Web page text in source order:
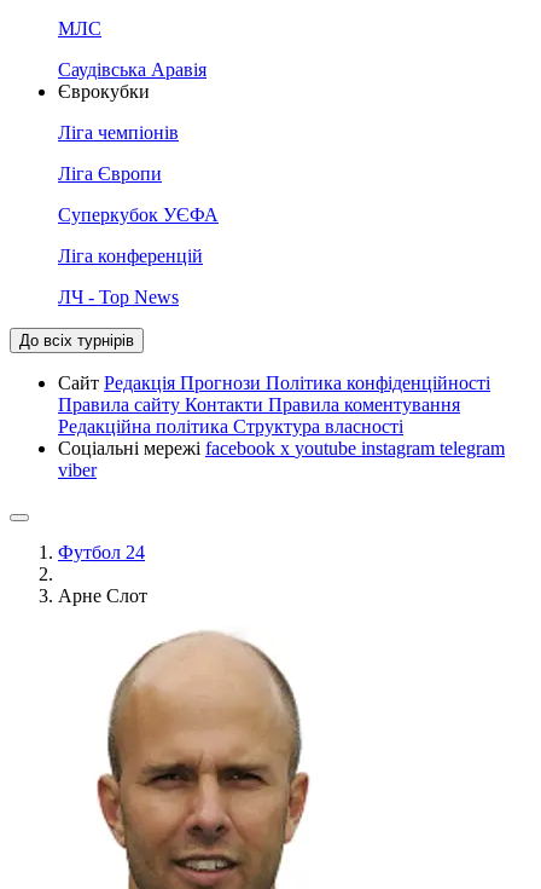
МЛС
Саудівська Аравія
Єврокубки
Ліга чемпіонів
Ліга Європи
Суперкубок УЄФА
Ліга конференцій
ЛЧ - Top News
До всіх турнірів
Сайт Редакція Прогнози Політика конфіденційності
Правила сайту Контакти Правила коментування
Редакційна політика Структура власності
Соціальні мережі facebook x youtube instagram telegram
viber
Футбол 24
Арне Слот